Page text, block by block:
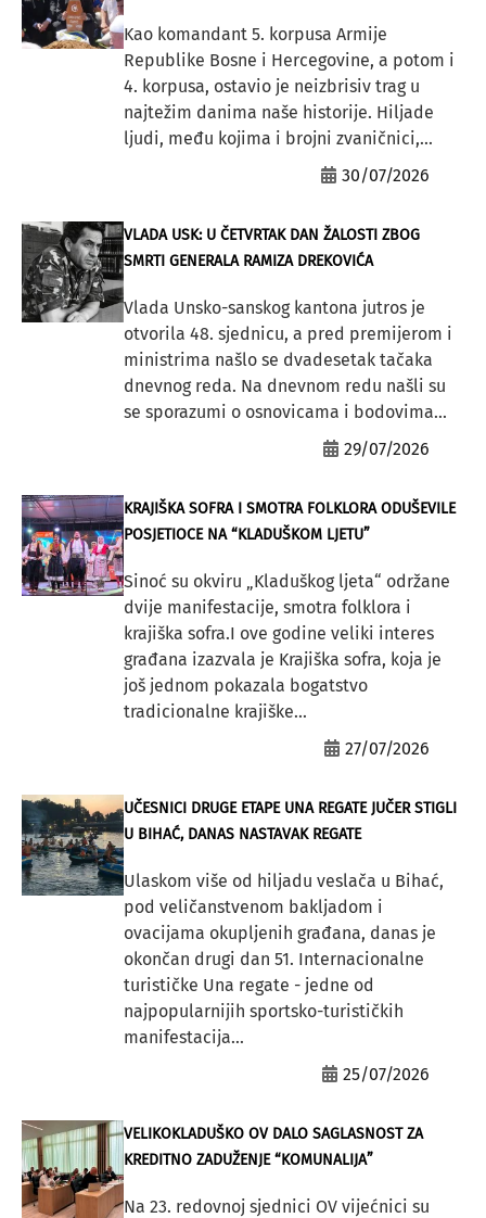
Kao komandant 5. korpusa Armije
Republike Bosne i Hercegovine, a potom i
4. korpusa, ostavio je neizbrisiv trag u
najtežim danima naše historije. Hiljade
ljudi, među kojima i brojni zvaničnici,...
30/07/2026
VLADA USK: U ČETVRTAK DAN ŽALOSTI ZBOG
SMRTI GENERALA RAMIZA DREKOVIĆA
Vlada Unsko-sanskog kantona jutros je
otvorila 48. sjednicu, a pred premijerom i
ministrima našlo se dvadesetak tačaka
dnevnog reda. Na dnevnom redu našli su
se sporazumi o osnovicama i bodovima...
29/07/2026
KRAJIŠKA SOFRA I SMOTRA FOLKLORA ODUŠEVILE
POSJETIOCE NA “KLADUŠKOM LJETU”
Sinoć su okviru „Kladuškog ljeta“ održane
dvije manifestacije, smotra folklora i
krajiška sofra.I ove godine veliki interes
građana izazvala je Krajiška sofra, koja je
još jednom pokazala bogatstvo
tradicionalne krajiške...
27/07/2026
UČESNICI DRUGE ETAPE UNA REGATE JUČER STIGLI
U BIHAĆ, DANAS NASTAVAK REGATE
Ulaskom više od hiljadu veslača u Bihać,
pod veličanstvenom bakljadom i
ovacijama okupljenih građana, danas je
okončan drugi dan 51. Internacionalne
turističke Una regate - jedne od
najpopularnijih sportsko-turističkih
manifestacija...
25/07/2026
VELIKOKLADUŠKO OV DALO SAGLASNOST ZA
KREDITNO ZADUŽENJE “KOMUNALIJA”
Na 23. redovnoj sjednici OV vijećnici su